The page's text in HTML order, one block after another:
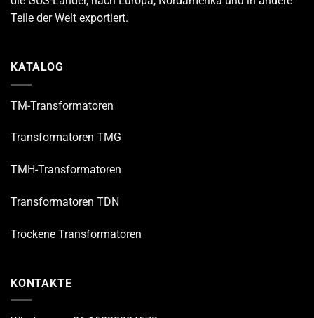
Teile der Welt exportiert.
KATALOG
TM-Transformatoren
Transformatoren TMG
TMH-Transformatoren
Transformatoren TDN
Trockene Transformatoren
KONTAKTE